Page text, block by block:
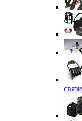
связи